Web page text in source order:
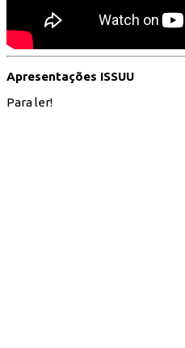
Apresentações ISSUU
Para ler!